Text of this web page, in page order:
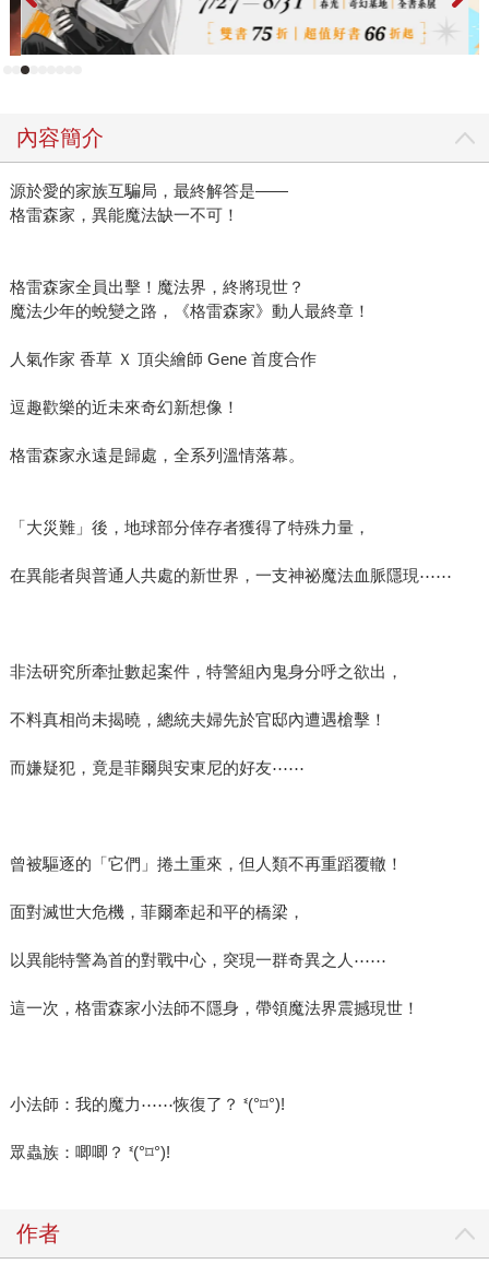
內容簡介
源於愛的家族互騙局，最終解答是——
格雷森家，異能魔法缺一不可！
格雷森家全員出擊！魔法界，終將現世？
魔法少年的蛻變之路，《格雷森家》動人最終章！
人氣作家 香草 Ｘ 頂尖繪師 Gene 首度合作
逗趣歡樂的近未來奇幻新想像！
格雷森家永遠是歸處，全系列溫情落幕。
「大災難」後，地球部分倖存者獲得了特殊力量，
在異能者與普通人共處的新世界，一支神祕魔法血脈隱現⋯⋯
非法研究所牽扯數起案件，特警組內鬼身分呼之欲出，
不料真相尚未揭曉，總統夫婦先於官邸內遭遇槍擊！
而嫌疑犯，竟是菲爾與安東尼的好友⋯⋯
曾被驅逐的「它們」捲土重來，但人類不再重蹈覆轍！
面對滅世大危機，菲爾牽起和平的橋梁，
以異能特警為首的對戰中心，突現一群奇異之人⋯⋯
這一次，格雷森家小法師不隱身，帶領魔法界震撼現世！
小法師：我的魔力⋯⋯恢復了？ ᓫ(°⌑°)ǃ
眾蟲族：唧唧？ ᓫ(°⌑°)ǃ
作者